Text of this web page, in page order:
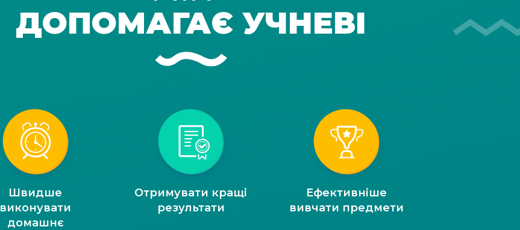
ДОПОМАГАЄ УЧНЕВІ
Швидше
виконувати
домашнє
Отримувати кращі
результати
Ефективніше
вивчати предмети